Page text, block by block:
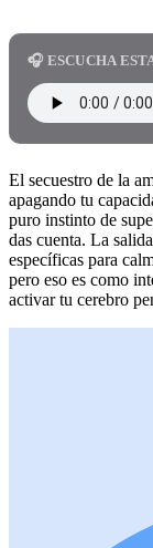
🎧 ESCUCHA
El secuestro de la
apagando tu
puro instinto de
das cuenta. La
específicas para
pero eso es como
activar tu cerebro